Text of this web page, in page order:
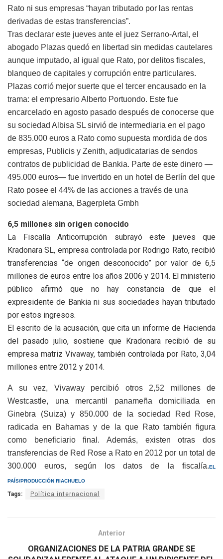
Rato ni sus empresas “hayan tributado por las rentas
derivadas de estas transferencias”.
Tras declarar este jueves ante el juez Serrano-Artal, el
abogado Plazas quedó en libertad sin medidas cautelares
aunque imputado, al igual que Rato, por delitos fiscales,
blanqueo de capitales y corrupción entre particulares.
Plazas corrió mejor suerte que el tercer encausado en la
trama: el empresario Alberto Portuondo. Este fue
encarcelado en agosto pasado después de conocerse que
su sociedad Albisa SL sirvió de intermediaria en el pago
de 835.000 euros a Rato como supuesta mordida de dos
empresas, Publicis y Zenith, adjudicatarias de sendos
contratos de publicidad de Bankia. Parte de este dinero —
495.000 euros— fue invertido en un hotel de Berlín del que
Rato posee el 44% de las acciones a través de una
sociedad alemana, Bagerpleta Gmbh
6,5 millones sin origen conocido
La Fiscalía Anticorrupción subrayó este jueves que
Kradonara SL, empresa controlada por Rodrigo Rato, recibió
transferencias “de origen desconocido” por valor de 6,5
millones de euros entre los años 2006 y 2014. El ministerio
público afirmó que no hay constancia de que el
expresidente de Bankia ni sus sociedades hayan tributado
por estos ingresos.
El escrito de la acusación, que cita un informe de Hacienda
del pasado julio, sostiene que Kradonara recibió de su
empresa matriz Vivaway, también controlada por Rato, 3,04
millones entre 2012 y 2014.
A su vez, Vivaway percibió otros 2,52 millones de
Westcastle, una mercantil panameña domiciliada en
Ginebra (Suiza) y 850.000 de la sociedad Red Rose,
radicada en Bahamas y de la que Rato también figura
como beneficiario final. Además, existen otras dos
transferencias de Red Rose a Rato en 2012 por un total de
300.000 euros, según los datos de la fiscalía.EL
PAÍS/PRODUCCIÓN RIACHUELO
Tags: Política internacional
Anterior
ORGANIZACIONES DE LA PATRIA GRANDE SE